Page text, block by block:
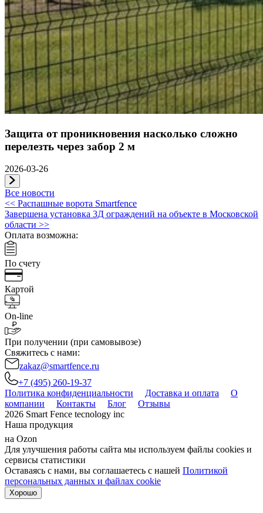
Защита от проникновения насколько сложно
перелезть через забор 2 м
2026-03-26
Все новости
Навигация
по
записям
<< Распашные ворота Smartfence
Завершена установка 3Д ограждений на объекте в Московской
области >>
Оплата возможна:
По счету
Картой
On-line
При получении (при самовывозе)
Свяжитесь с нами:
zakaz@smartfence.ru
+7 (495) 260-19-37
Политика конфиденциальности
Доставка и оплата
О
компании
Контакты Блог
Отзывы
2026 Smart Fence tecnology inc
Наша продукция
на Ozon
Для улучшения работы сайта мы используем файлы cookies и
сервисы статистики
Оставаясь с нами, вы соглашаетесь с нашей Политикой
персональных данных и файлах cookie
Хорошо